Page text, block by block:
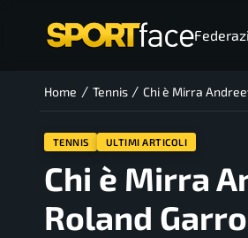
Home / Tennis / Chi è Mirra
TENNIS ULTIMI ARTICOLI
Chi è Mirra
Roland